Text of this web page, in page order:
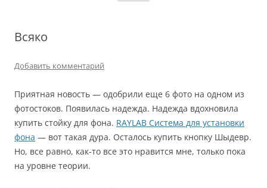
Всяко
Добавить комментарий
Приятная новость — одобрили еще 6 фото на одном из
фотостоков. Появилась надежда. Надежда вдохновила
купить стойку для фона. RAYLAB Система для установки
фона — вот такая дура. Осталось купить кнопку Шыдевр.
Но, все равно, как-то все это нравится мне, только пока
на уровне теории.